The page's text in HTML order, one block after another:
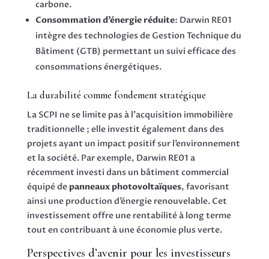
carbone.
Consommation d’énergie réduite: Darwin RE01
intègre des technologies de Gestion Technique du
Bâtiment (GTB) permettant un suivi efficace des
consommations énergétiques.
La durabilité comme fondement stratégique
La SCPI ne se limite pas à l’acquisition immobilière
traditionnelle ; elle investit également dans des
projets ayant un impact positif sur l’environnement
et la société. Par exemple, Darwin RE01 a
récemment investi dans un bâtiment commercial
équipé de panneaux photovoltaïques, favorisant
ainsi une production d’énergie renouvelable. Cet
investissement offre une rentabilité à long terme
tout en contribuant à une économie plus verte.
Perspectives d’avenir pour les investisseurs